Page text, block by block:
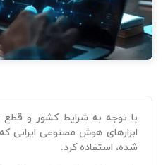
با توجه به شرایط کشور و قطع
ابزار‌های هوش مصنوعی ایرانی
شده، استفاده کرد.